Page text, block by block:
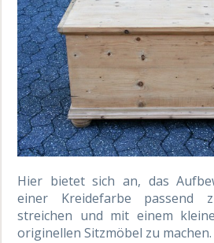
Hier bietet sich an, das
einer Kreidefarbe passend
streichen und mit einem
originellen Sitzmöbel zu machen.